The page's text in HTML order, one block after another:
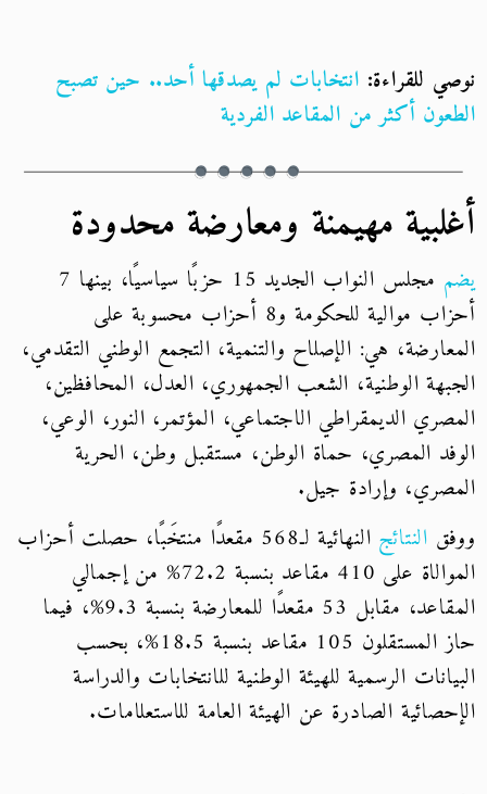
نوصي للقراءة: انتخابات لم يصدقها أحد.. حين تصبح
الطعون أكثر من المقاعد الفردية
أغلبية مهيمنة ومعارضة محدودة
يضم
مجلس النواب الجديد 15 حزبًا سياسيًا، بينها 7
أحزاب موالية للحكومة و8 أحزاب محسوبة على
المعارضة، هي: الإصلاح والتنمية، التجمع الوطني التقدمي،
الجبهة الوطنية، الشعب الجمهوري، العدل، المحافظين،
المصري الديمقراطي الاجتماعي، المؤتمر، النور، الوعي،
الوفد المصري، حماة الوطن، مستقبل وطن، الحرية
المصري، وإرادة جيل.
ووفق النتائج
النهائية لـ568 مقعدًا منتخَبًا، حصلت أحزاب
الموالاة على 410 مقاعد بنسبة 72.2% من إجمالي
المقاعد، مقابل 53 مقعدًا للمعارضة بنسبة 9.3%، فيما
حاز المستقلون 105 مقاعد بنسبة 18.5%، بحسب
البيانات الرسمية للهيئة الوطنية للانتخابات والدراسة
الإحصائية الصادرة عن الهيئة العامة للاستعلامات.